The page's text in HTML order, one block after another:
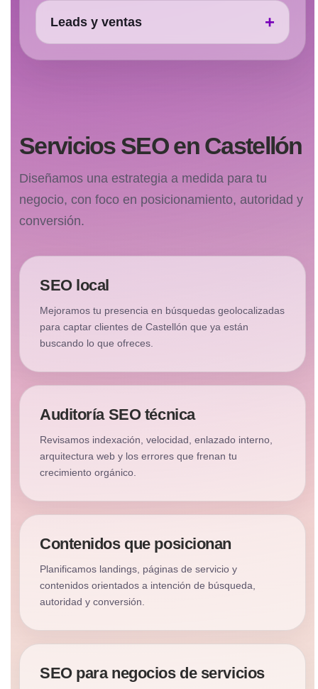
Leads y ventas
Servicios SEO en Castellón
Diseñamos una estrategia a medida para tu
negocio, con foco en posicionamiento, autoridad y
conversión.
SEO local
Mejoramos tu presencia en búsquedas geolocalizadas
para captar clientes de Castellón que ya están
buscando lo que ofreces.
Auditoría SEO técnica
Revisamos indexación, velocidad, enlazado interno,
arquitectura web y los errores que frenan tu
crecimiento orgánico.
Contenidos que posicionan
Planificamos landings, páginas de servicio y
contenidos orientados a intención de búsqueda,
autoridad y conversión.
SEO para negocios de servicios